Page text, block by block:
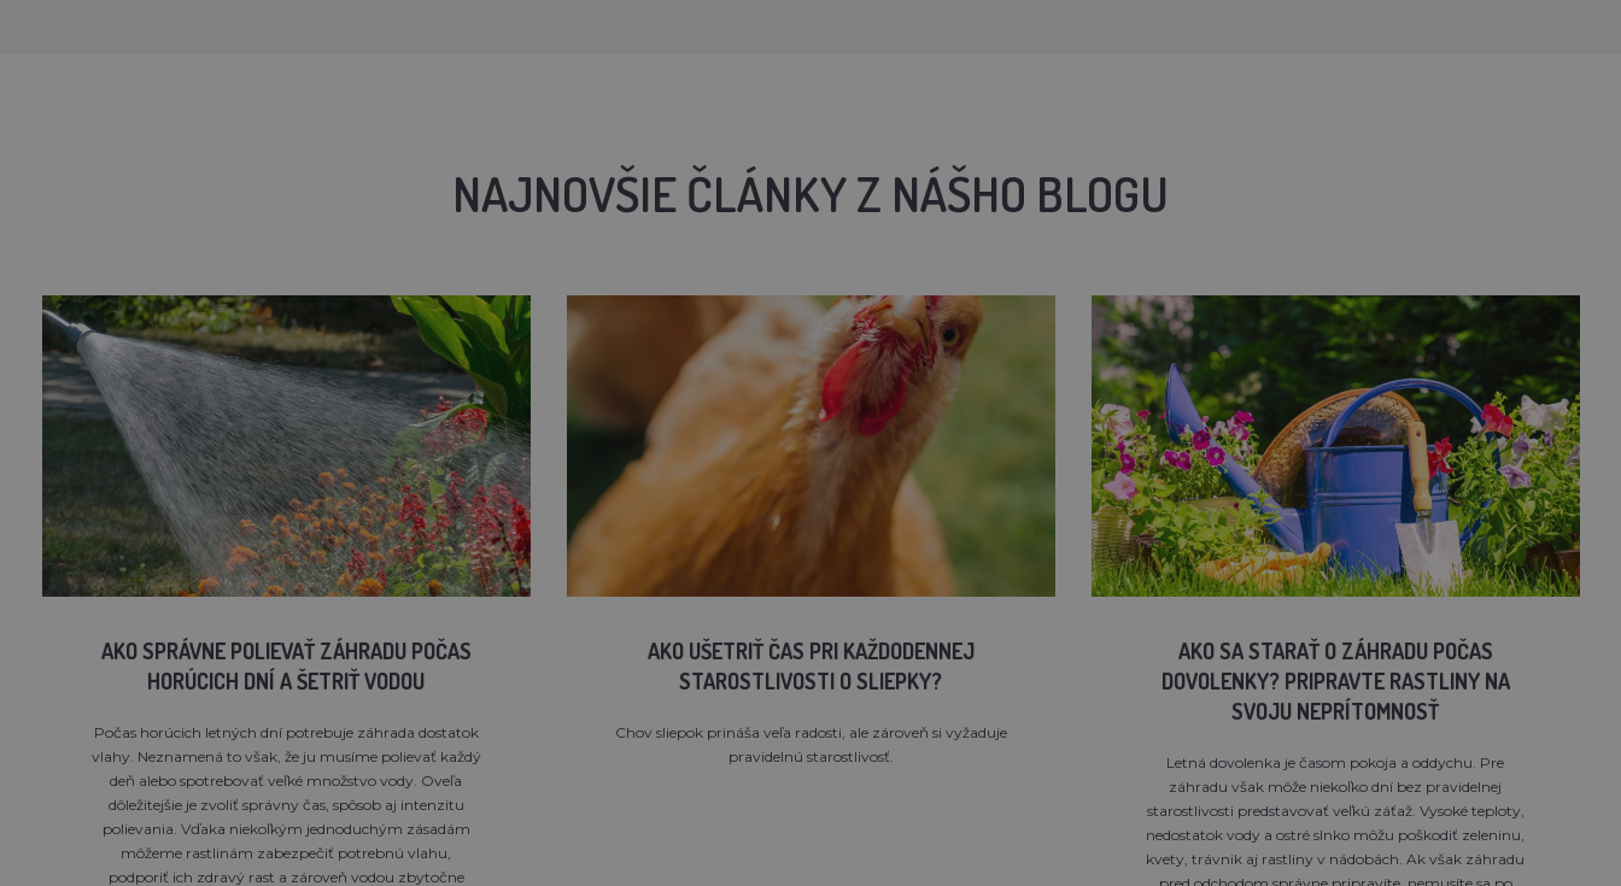
NAJNOVŠIE ČLÁNKY Z NÁŠHO BLOGU
AKO SPRÁVNE POLIEVAŤ ZÁHRADU POČAS
HORÚCICH DNÍ A ŠETRIŤ VODOU
Počas horúcich letných dní potrebuje záhrada dostatok
vlahy. Neznamená to však, že ju musíme polievať každý
deň alebo spotrebovať veľké množstvo vody. Oveľa
dôležitejšie je zvoliť správny čas, spôsob aj intenzitu
polievania. Vďaka niekoľkým jednoduchým zásadám
môžeme rastlinám zabezpečiť potrebnú vlahu,
podporiť ich zdravý rast a zároveň vodou zbytočne
AKO UŠETRIŤ ČAS PRI KAŽDODENNEJ
STAROSTLIVOSTI O SLIEPKY?
Chov sliepok prináša veľa radosti, ale zároveň si vyžaduje
pravidelnú starostlivosť.
AKO SA STARAŤ O ZÁHRADU POČAS
DOVOLENKY? PRIPRAVTE RASTLINY NA
SVOJU NEPRÍTOMNOSŤ
Letná dovolenka je časom pokoja a oddychu. Pre
záhradu však môže niekoľko dní bez pravidelnej
starostlivosti predstavovať veľkú záťaž. Vysoké teploty,
nedostatok vody a ostré slnko môžu poškodiť zeleninu,
kvety, trávnik aj rastliny v nádobách. Ak však záhradu